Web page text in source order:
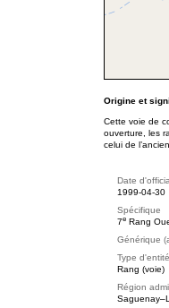
Origine et
Cette voie de
ouverture, les
celui de
Date
1999-04-30
Spécifique
7e Rang
Générique
Type d'entité
Rang (voie)
Région